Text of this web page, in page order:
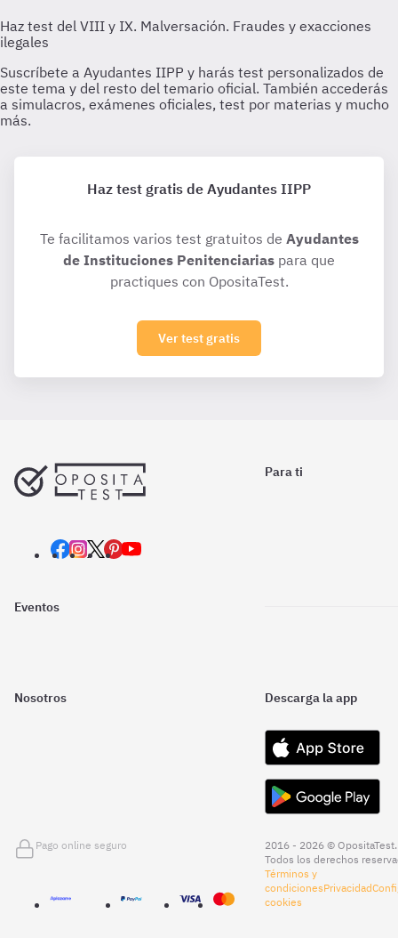
Haz test gratis de Ayudantes IIPP
Te facilitamos varios test gratuitos de Ayudantes
de Instituciones Penitenciarias para que
practiques con OpositaTest.
Ver test gratis
Para ti
Eventos
Nosotros Descarga la app
Pago online seguro
2016 - 2026 © OpositaTest.
Todos los derechos
Términos y
condicionesPrivacidad
cookies